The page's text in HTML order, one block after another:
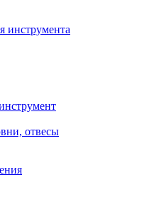
инструмента
отвесы